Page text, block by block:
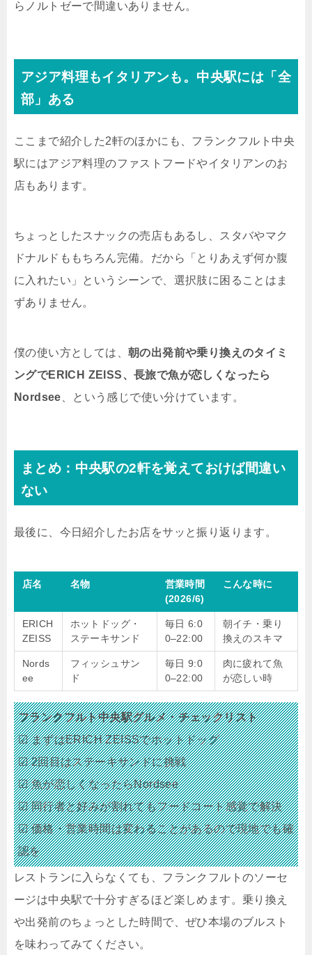
らノルトゼーで間違いありません。
アジア料理もイタリアンも。中央駅には「全
部」ある
ここまで紹介した2軒のほかにも、フランクフルト中央
駅にはアジア料理のファストフードやイタリアンのお
店もあります。
ちょっとしたスナックの売店もあるし、スタバやマク
ドナルドももちろん完備。だから「とりあえず何か腹
に入れたい」というシーンで、選択肢に困ることはま
ずありません。
僕の使い方としては、 朝の出発前や乗り換えのタイミ
ングでERICH ZEISS、長旅で魚が恋しくなったら
Nordsee 、という感じで使い分けています。
まとめ：中央駅の2軒を覚えておけば間違い
ない
最後に、今日紹介したお店をサッと振り返ります。
店名 名物
営業時間
(2026/6)
こんな時に
ERICH
ZEISS
ホットドッグ・
ステーキサンド
毎日 6:0
0–22:00
朝イチ・乗り
換えのスキマ
Nords
ee
フィッシュサン
ド
毎日 9:0
0–22:00
肉に疲れて魚
が恋しい時
フランクフルト中央駅グルメ・チェックリスト
☑ まずはERICH ZEISSでホットドッグ
☑ 2回目はステーキサンドに挑戦
☑ 魚が恋しくなったらNordsee
☑ 同行者と好みが割れてもフードコート感覚で解決
☑ 価格・営業時間は変わることがあるので現地でも確
認を
レストランに入らなくても、フランクフルトのソーセ
ージは中央駅で十分すぎるほど楽しめます。乗り換え
や出発前のちょっとした時間で、ぜひ本場のブルスト
を味わってみてください。